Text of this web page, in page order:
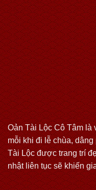
Oản Tài Lộc Cô Tâm là
mỗi khi đi lễ chùa,
Tài Lộc được trang trí
nhật liên tục sẽ khiến